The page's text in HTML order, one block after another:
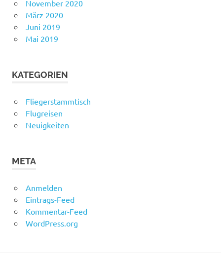
November 2020
März 2020
Juni 2019
Mai 2019
KATEGORIEN
Fliegerstammtisch
Flugreisen
Neuigkeiten
META
Anmelden
Eintrags-Feed
Kommentar-Feed
WordPress.org